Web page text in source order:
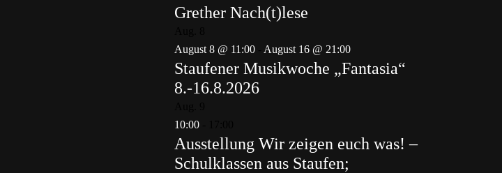
Grether Nach(t)lese
August 8 @ 11:00
August 16 @ 21:00
Staufener Musikwoche „Fantasia“
8.-16.8.2026
10:00
Ausstellung Wir zeigen euch was! –
Schulklassen aus Staufen;